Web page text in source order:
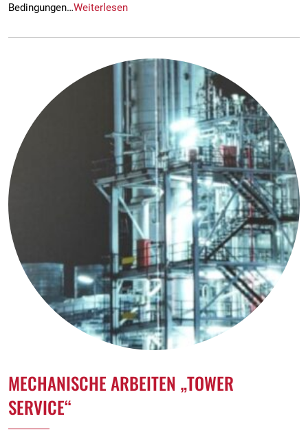
Bedingungen…Weiterlesen
MECHANISCHE ARBEITEN „TOWER
SERVICE“